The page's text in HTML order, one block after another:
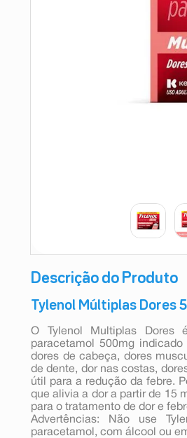
Descrição do Produto
Tylenol Múltiplas Dores
O Tylenol Multiplas Dores
paracetamol 500mg
dores de cabeça, dores
de dente, dor nas costas,
útil para a redução da febre.
que alivia a dor a partir de 15
para o tratamento de dor e
Advertências: Não use
paracetamol, com álcool ou